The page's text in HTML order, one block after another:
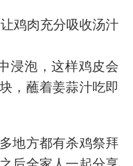
鸡肉充分吸收汤汁
浸泡，这样鸡皮会
，蘸着姜蒜汁吃即
地方都有杀鸡祭拜